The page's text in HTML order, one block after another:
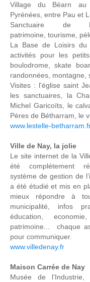
Village du Béarn
Pyrénées, entre Pau et
Sanctuaire de
patrimoine, tourisme,
La Base de Loisirs du
activités pour les
boulodrome, skate
randonnées, montagne,
Visites : l'église saint
les sanctuaires, la
Michel Garicoïts, le
Pères de Bétharram, le
www.lestelle-
Ville de Nay, la jolie
Le site internet de la
été complétement
système de gestion de
a été étudié et mis en
mieux répondre à
municipalité, infos
éducation,
patrimoine... chaque
pour communiquer.
www.villedenay.fr
Maison Carrée de Nay
Musée de l’Industrie,